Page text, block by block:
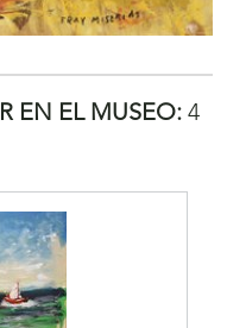
EN EL MUSEO: 4